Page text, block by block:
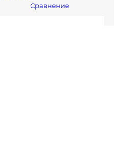
Сравнение